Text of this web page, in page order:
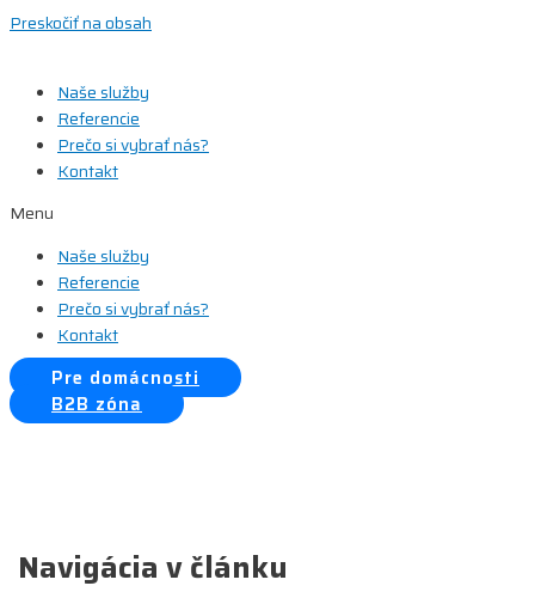
Preskočiť na obsah
Naše služby
Referencie
Prečo si vybrať nás?
Kontakt
Menu
Naše služby
Referencie
Prečo si vybrať nás?
Kontakt
Pre domácnosti
B2B zóna
Navigácia v článku